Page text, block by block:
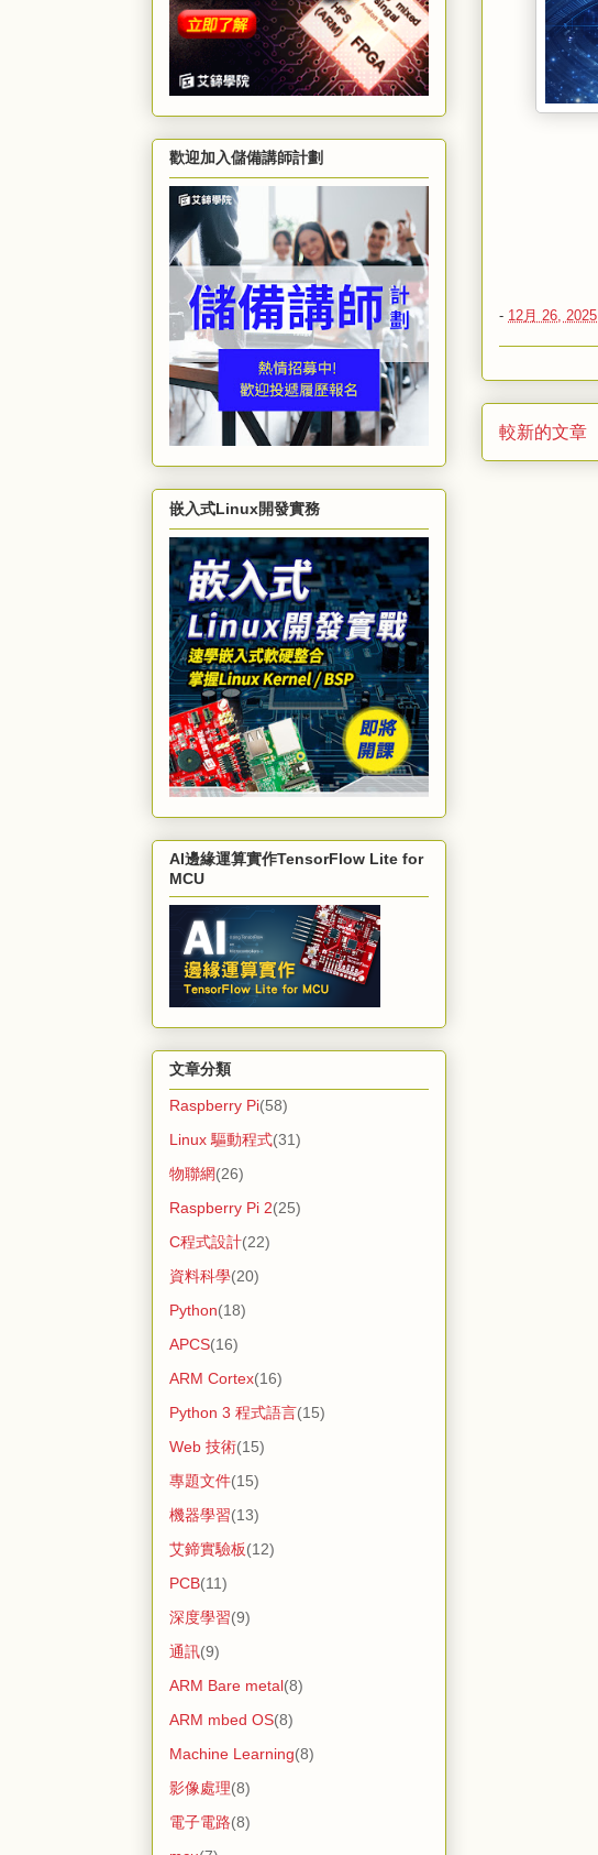
- 12月 26, 2025
較新的文章
歡迎加入儲備講師計劃
嵌入式Linux開發實務
AI邊緣運算實作TensorFlow Lite for
MCU
文章分類
Raspberry Pi(58)
Linux 驅動程式(31)
物聯網(26)
Raspberry Pi 2(25)
C程式設計(22)
資料科學(20)
Python(18)
APCS(16)
ARM Cortex(16)
Python 3 程式語言(15)
Web 技術(15)
專題文件(15)
機器學習(13)
艾鍗實驗板(12)
PCB(11)
深度學習(9)
通訊(9)
ARM Bare metal(8)
ARM mbed OS(8)
Machine Learning(8)
影像處理(8)
電子電路(8)